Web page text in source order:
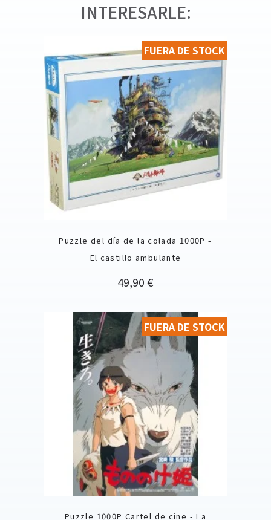
INTERESARLE:
Puzzle del día de la colada 1000P -
El castillo ambulante
Precio
49,90 €
FUERA DE STOCK
Puzzle 1000P Cartel de cine - La
FUERA DE STOCK